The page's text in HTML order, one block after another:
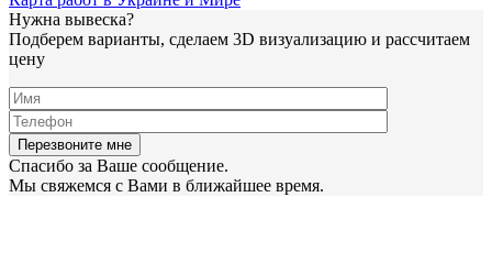
Нужна вывеска?
Подберем варианты, сделаем 3D визуализацию и рассчитаем
цену
Спасибо за Ваше сообщение.
Мы свяжемся с Вами в ближайшее время.